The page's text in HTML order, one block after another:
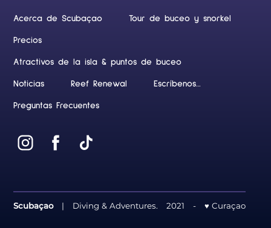
Acerca de Scubaçao Tour de buceo y snorkel
Precios
Atractivos de la isla & puntos de buceo
Noticias Reef Renewal Escríbenos…
Preguntas Frecuentes
Scubaçao | Diving & Adventures. 2021 - ♥ Curaçao